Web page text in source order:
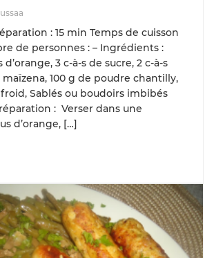
: 15 min Temps de cuisson
de personnes : – Ingrédients :
3 c-à-s de sucre, 2 c-à-s
100 g de poudre chantilly,
Sablés ou boudoirs imbibés
: Verser dans une
d’orange, […]